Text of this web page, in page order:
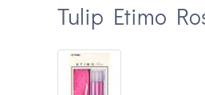
Tulip Etimo